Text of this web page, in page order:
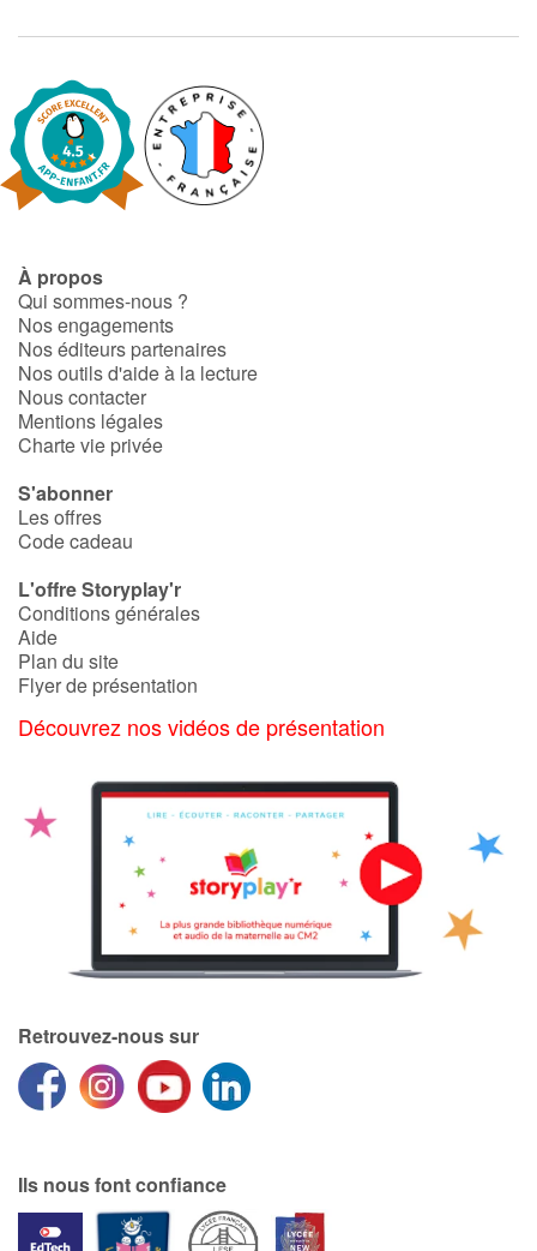
À propos
Qui sommes-nous ?
Nos engagements
Nos éditeurs partenaires
Nos outils d'aide à la lecture
Nous contacter
Mentions légales
Charte vie privée
S'abonner
Les offres
Code cadeau
L'offre Storyplay'r
Conditions générales
Aide
Plan du site
Flyer de présentation
Découvrez nos vidéos de présentation
Retrouvez-nous sur
Ils nous font confiance